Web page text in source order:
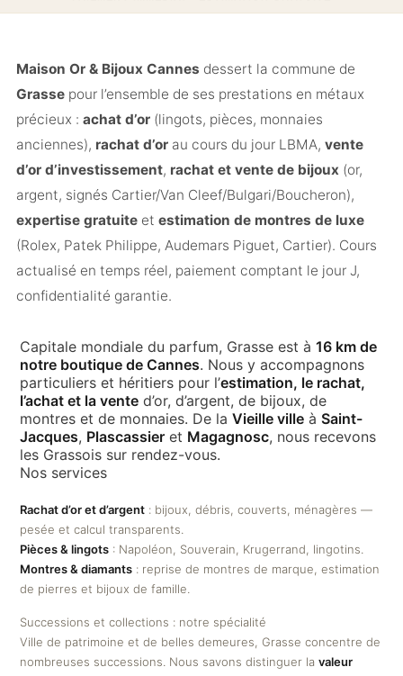
Maison Or & Bijoux Cannes dessert la commune de
Grasse pour l’ensemble de ses prestations en métaux
précieux : achat d’or (lingots, pièces, monnaies
anciennes), rachat d’or au cours du jour LBMA, vente
d’or d’investissement, rachat et vente de bijoux (or,
argent, signés Cartier/Van Cleef/Bulgari/Boucheron),
expertise gratuite et estimation de montres de luxe
(Rolex, Patek Philippe, Audemars Piguet, Cartier). Cours
actualisé en temps réel, paiement comptant le jour J,
confidentialité garantie.
Capitale mondiale du parfum, Grasse est à16 km de
notre boutique de Cannes. Nous y accompagnons
particuliers et héritiers pour l’estimation, le rachat,
l’achat et la vente d’or, d’argent, de bijoux, de
montres et de monnaies. De laVieille ville à Saint-
Jacques, Plascassier et Magagnosc, nous recevons
les Grassois sur rendez-vous.
Nos services
Rachat d’or et d’argent : bijoux, débris, couverts, ménagères —
pesée et calcul transparents.
Pièces & lingots : Napoléon, Souverain, Krugerrand, lingotins.
Montres & diamants : reprise de montres de marque, estimation
de pierres et bijoux de famille.
Successions et collections : notre spécialité
Ville de patrimoine et de belles demeures, Grasse concentre de
nombreuses successions. Nous savons distinguer lavaleur